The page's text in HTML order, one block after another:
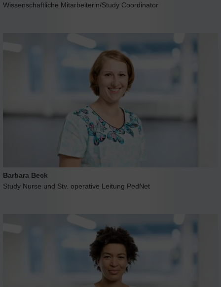
Wissenschaftliche Mitarbeiterin/Study Coordinator
Barbara Beck
Study Nurse und Stv. operative Leitung PedNet